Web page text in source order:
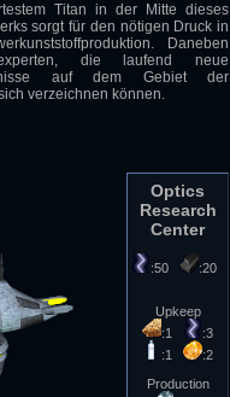
Titan in der Mitte dieses
sorgt für den nötigen Druck in
Daneben
die laufend neue
auf dem Gebiet der
verzeichnen können.
Optics
Research
Center
:50 :20
Upkeep
:1
:3
:1
:2
Production